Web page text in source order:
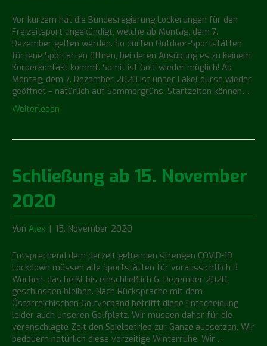
Vor kurzem hat die Bundesregierung Lockerungen für den
Freizeitsport angekündigt, welche ab Montag, dem 7.
Dezember gelten werden. So dürfen Outdoor-Sportstätten
für jene Sportarten öffnen, bei deren Ausübung es zu keinem
Körperkontakt kommt. Somit ist Golf wieder möglich! Ab
Montag, dem 7. Dezember 2020 ist unser LakeCourse wieder
geöffnet – natürlich auf Sommergrüns. Startzeiten können…
Weiterlesen
Schließung ab 15. November
2020
Von Alex 15. November 2020
Entsprechend dem derzeit geltenden strengen COVID-19
Lockdown müssen alle Sportstätten für voraussichtlich 3
Wochen, das heißt bis einschließlich 6. Dezember 2020,
geschlossen bleiben. Nach Rücksprache mit dem
Österreichischen Golfverband betrifft diese Entscheidung
leider auch unseren Golfplatz. Wir müssen daher für die
veranschlagte Zeit den Spielbetrieb zur Gänze aussetzen. Wir
bedauern natürlich diese vorzeitige Winterruhe. Wir…